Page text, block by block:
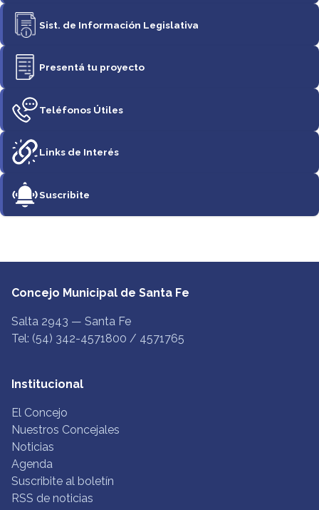
Sist. de Información Legislativa
Presentá tu proyecto
Teléfonos Útiles
Links de Interés
Suscribite
Concejo Municipal de Santa Fe
Salta 2943 — Santa Fe
Tel: (54) 342-4571800 / 4571765
Institucional
El Concejo
Nuestros Concejales
Noticias
Agenda
Suscribite al boletín
RSS de noticias